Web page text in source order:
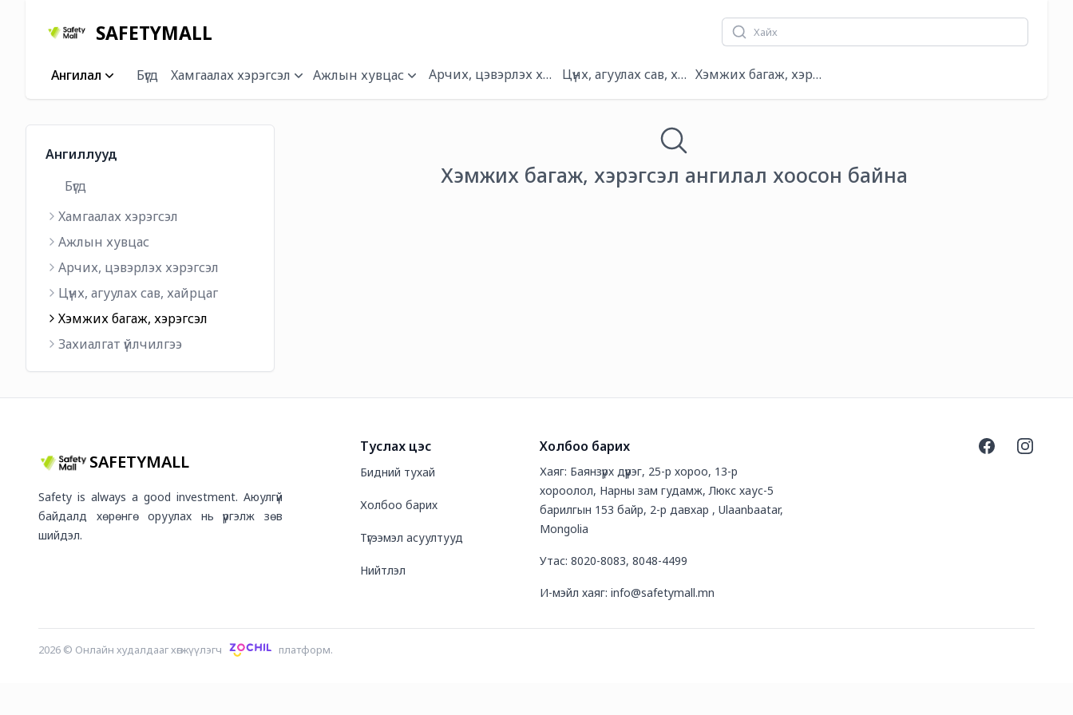
SAFETYMALL
Ангилал Бүгд Xамгаалах хэрэгсэл Ажлын хувцас Арчих, цэвэрлэх хэрэгсэлЦүнх, агуулах сав, хайрцагХэмжих багаж, хэрэгсэл
Ангиллууд
Бүгд
Xамгаалах хэрэгсэл
Ажлын хувцас
Арчих, цэвэрлэх хэрэгсэл
Цүнх, агуулах сав, хайрцаг
Хэмжих багаж, хэрэгсэл
Захиалгат үйлчилгээ
Хэмжих багаж, хэрэгсэл ангилал хоосон байна
SAFETYMALL
Safety is always a good investment. Аюулгүй
байдалд хөрөнгө оруулах нь үргэлж зөв
шийдэл.
Туслах цэс
Бидний тухай
Холбоо барих
Түгээмэл асуултууд
Нийтлэл
Холбоо барих
Хаяг: Баянзүрх дүүрэг, 25-р хороо, 13-р
хороолол, Нарны зам гудамж, Люкс хаус-5
барилгын 153 байр, 2-р давхар , Ulaanbaatar,
Mongolia
Утас: 8020-8083, 8048-4499
И-мэйл хаяг: info@safetymall.mn
Facebook
2026 © Онлайн худалдааг хөгжүүлэгч платформ.